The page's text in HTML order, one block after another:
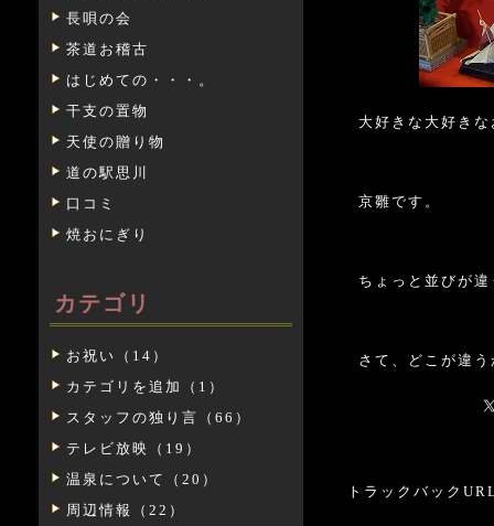
長唄の会
茶道お稽古
はじめての・・・。
干支の置物
天使の贈り物
道の駅思川
口コミ
焼おにぎり
カテゴリ
お祝い（14）
カテゴリを追加（1）
スタッフの独り言（66）
テレビ放映（19）
温泉について（20）
周辺情報（22）
大好きな大好き
京雛です。
ちょっと並びが
さて、どこが違
トラックバック